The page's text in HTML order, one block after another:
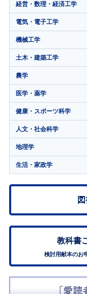
経営・数理・経済工学
電気・電子工学
機械工学
土木・建築工学
農学
医学・薬学
健康・スポーツ科学
人文・社会科学
地理学
生活・家政学
教科書
検討用献本のお